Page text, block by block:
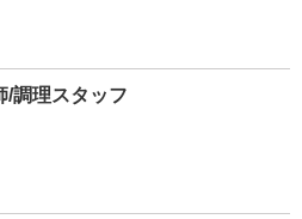
/調理スタッフ